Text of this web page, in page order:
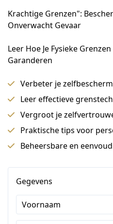
Krachtige Grenzen":
Onverwacht Gevaar
Leer Hoe Je Fysieke
Garanderen
Verbeter je
Leer effectieve
Vergroot je
Praktische tips voor
Beheersbare en
Gegevens
Voornaam